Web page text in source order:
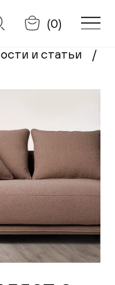
Отменить
(0)
и статьи